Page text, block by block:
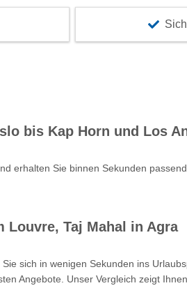
bis Kap Horn und Los
erhalten Sie binnen Sekunden
Louvre, Taj Mahal in Agra
sich in wenigen Sekunden ins
Angebote. Unser Vergleich zeigt